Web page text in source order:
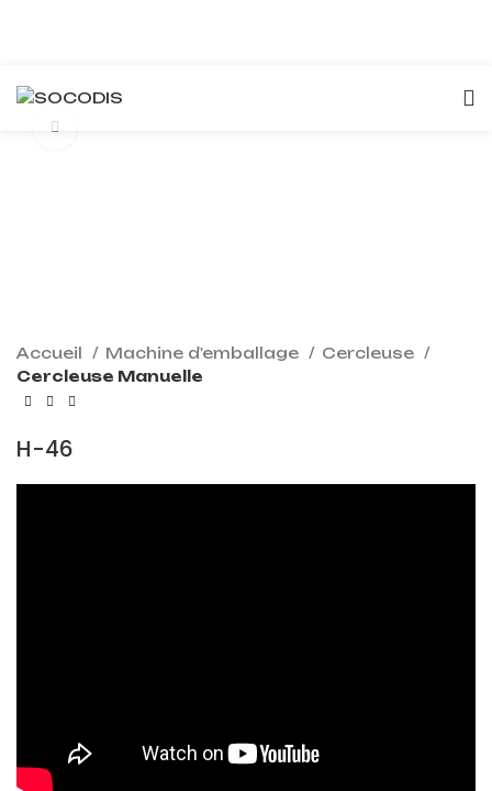
Accueil Machine d'emballage
Cercleuse
Cercleuse Manuelle
H-46